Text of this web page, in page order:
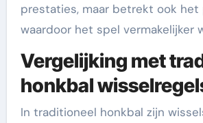
prestaties, maar betrekt ook het
waardoor het spel vermakelijker
Vergelijking met
honkbal
In traditioneel honkbal zijn